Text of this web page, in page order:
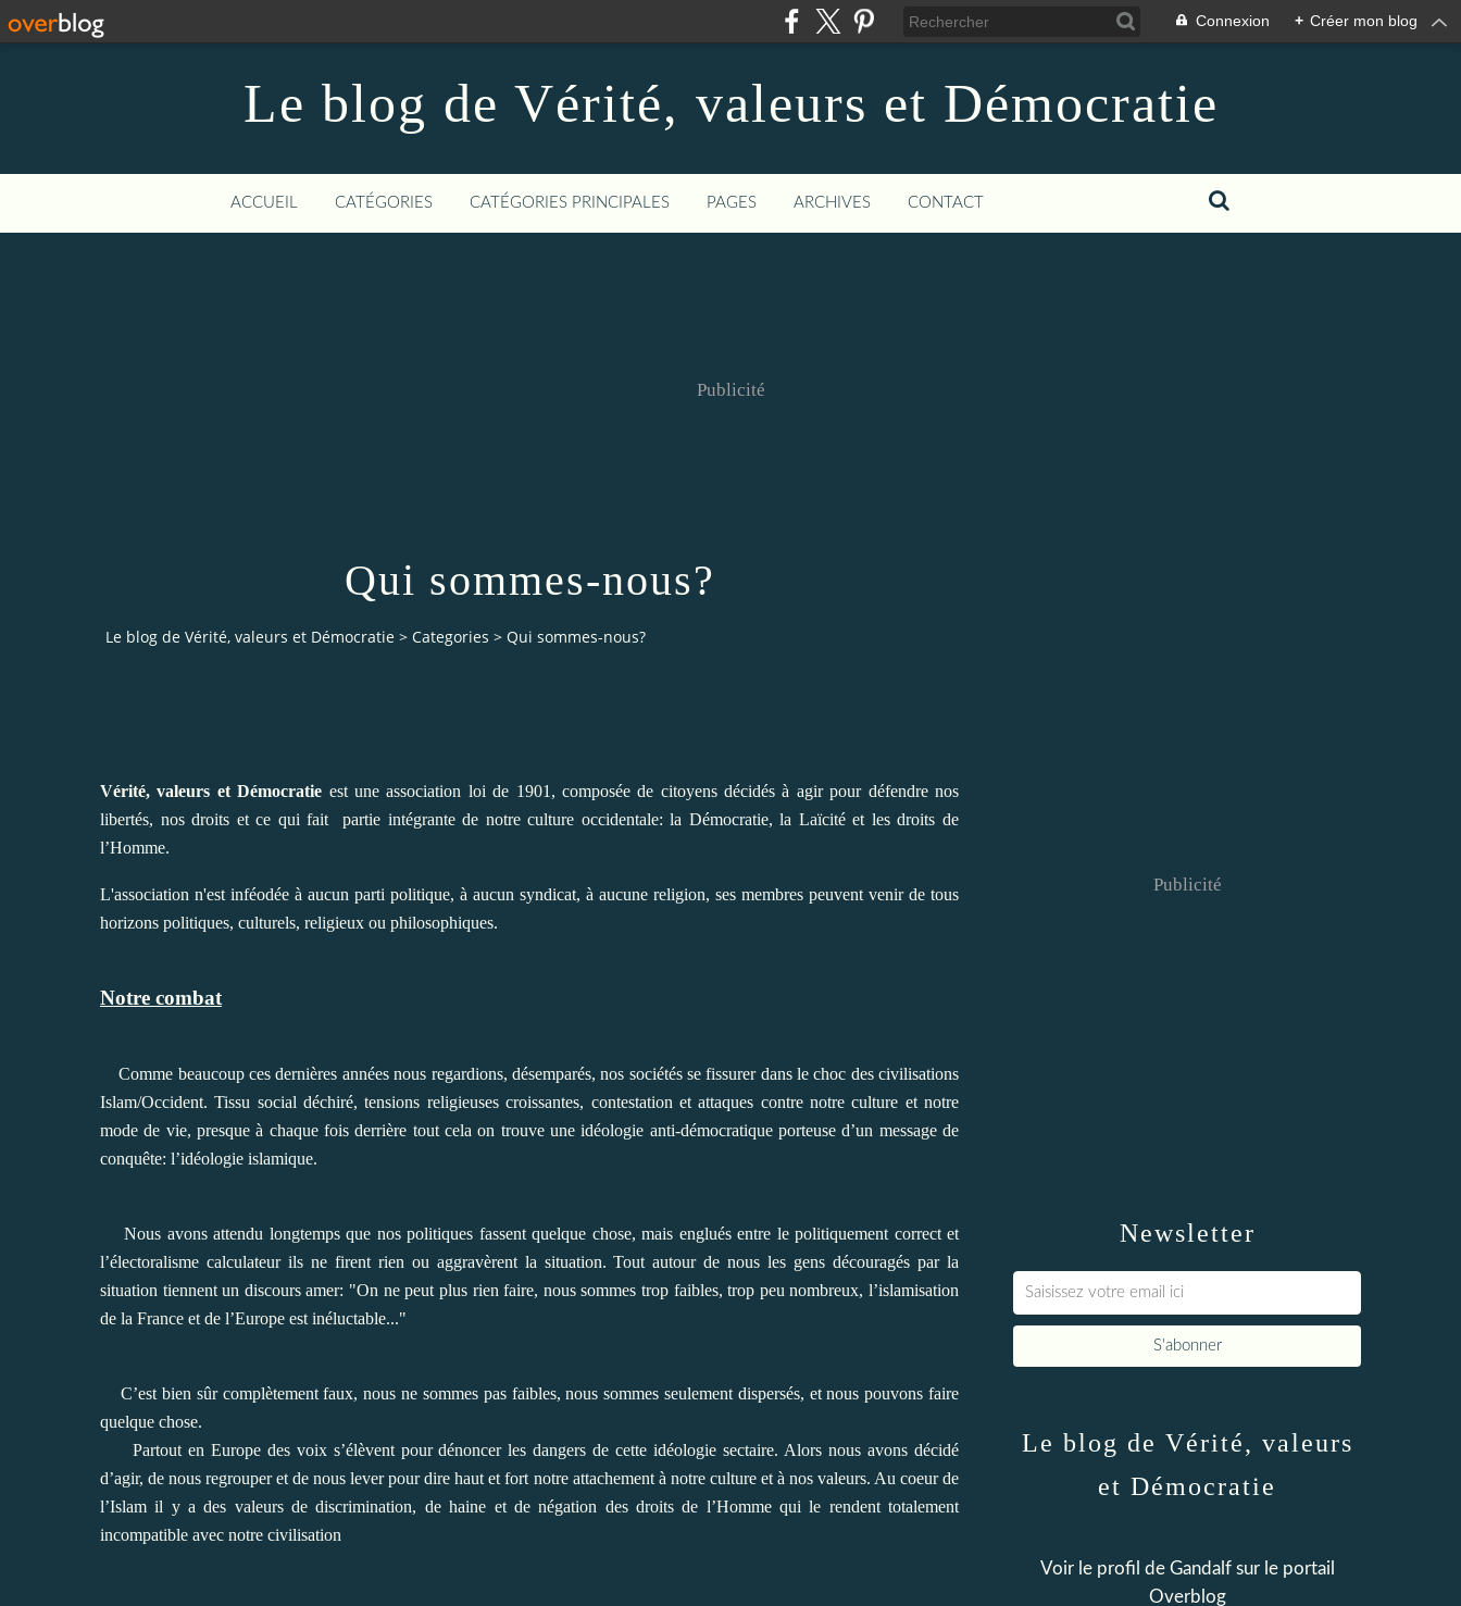
Connexion + Créer mon blog
Le blog de Vérité, valeurs et Démocratie
ACCUEIL CATÉGORIES CATÉGORIES PRINCIPALES PAGES ARCHIVES CONTACT
Publicité
Qui sommes-nous?
Le blog de Vérité, valeurs et Démocratie > Categories > Qui sommes-nous?
Vérité, valeurs et Démocratie est une association loi de 1901, composée de citoyens décidés à agir pour défendre nos
libertés, nos droits et ce qui fait partie intégrante de notre culture occidentale: la Démocratie, la Laïcité et les droits de
l’Homme.
L'association n'est inféodée à aucun parti politique, à aucun syndicat, à aucune religion, ses membres peuvent venir de tous
horizons politiques, culturels, religieux ou philosophiques.
Notre combat
Comme beaucoup ces dernières années nous regardions, désemparés, nos sociétés se fissurer dans le choc des civilisations
Islam/Occident. Tissu social déchiré, tensions religieuses croissantes, contestation et attaques contre notre culture et notre
mode de vie, presque à chaque fois derrière tout cela on trouve une idéologie anti-démocratique porteuse d’un message de
conquête: l’idéologie islamique.
Nous avons attendu longtemps que nos politiques fassent quelque chose, mais englués entre le politiquement correct et
l’électoralisme calculateur ils ne firent rien ou aggravèrent la situation. Tout autour de nous les gens découragés par la
situation tiennent un discours amer: "On ne peut plus rien faire, nous sommes trop faibles, trop peu nombreux, l’islamisation
de la France et de l’Europe est inéluctable..."
C’est bien sûr complètement faux, nous ne sommes pas faibles, nous sommes seulement dispersés, et nous pouvons faire
quelque chose.
Partout en Europe des voix s’élèvent pour dénoncer les dangers de cette idéologie sectaire. Alors nous avons décidé
d’agir, de nous regrouper et de nous lever pour dire haut et fort notre attachement à notre culture et à nos valeurs. Au coeur de
l’Islam il y a des valeurs de discrimination, de haine et de négation des droits de l’Homme qui le rendent totalement
incompatible avec notre civilisation
Newsletter
Publicité
Le blog de Vérité, valeurs
et Démocratie
Voir le profil de Gandalfsur le portail
Overblog